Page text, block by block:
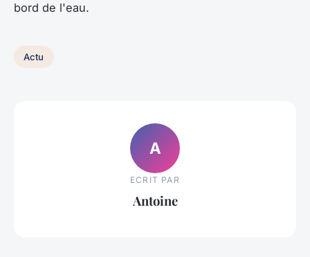
bord de l'eau.
Actu
A
ECRIT PAR
Antoine